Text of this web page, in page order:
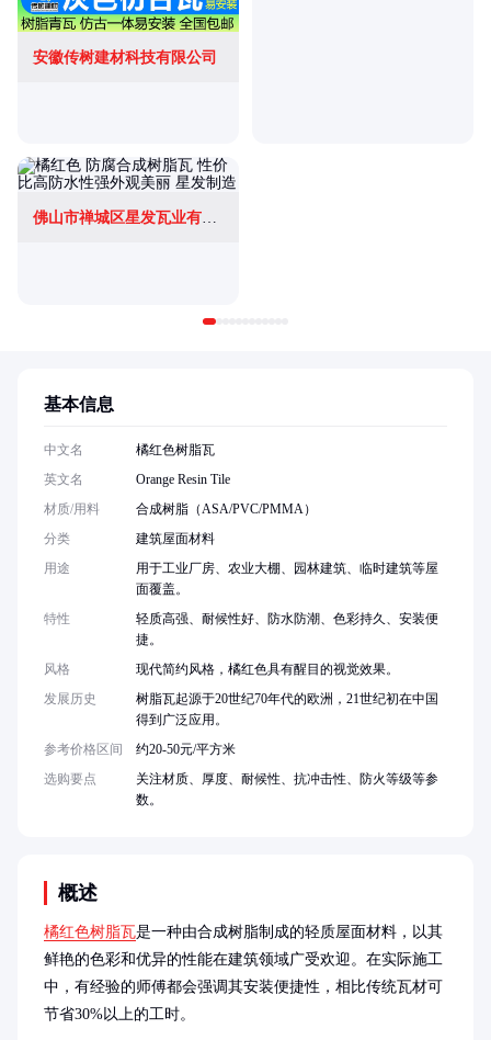
安徽传树建材科技有限公司
佛山市禅城区星发瓦业有限公司
概述
橘红色树脂瓦是一种由合成树脂制成的轻质屋面材料，以其
鲜艳的色彩和优异的性能在建筑领域广受欢迎。在实际施工
中，有经验的师傅都会强调其安装便捷性，相比传统瓦材可
节省30%以上的工时。
基本信息
中文名
橘红色树脂瓦
英文名
Orange Resin Tile
材质/用料
合成树脂（ASA/PVC/PMMA）
分类
建筑屋面材料
用途
用于工业厂房、农业大棚、园林建筑、临时建筑等屋
面覆盖。
特性
轻质高强、耐候性好、防水防潮、色彩持久、安装便
捷。
风格
现代简约风格，橘红色具有醒目的视觉效果。
发展历史
树脂瓦起源于20世纪70年代的欧洲，21世纪初在中国
得到广泛应用。
参考价格区间
约20-50元/平方米
选购要点
关注材质、厚度、耐候性、抗冲击性、防火等级等参
数。